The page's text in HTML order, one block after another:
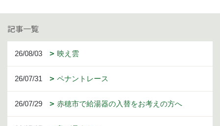
記事一覧
26/08/03 映え雲
26/07/31 ペナントレース
26/07/29 赤穂市で給湯器の入替をお考えの方へ